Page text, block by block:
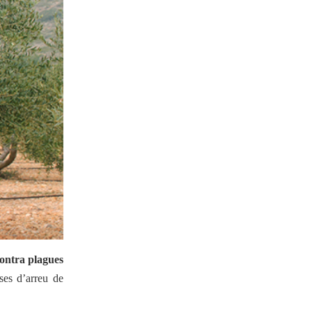
17-12-2025